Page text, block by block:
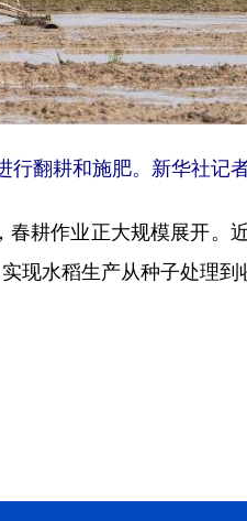
翻耕和施肥。新华社记
作业正大规模展开。
现水稻生产从种子处理到